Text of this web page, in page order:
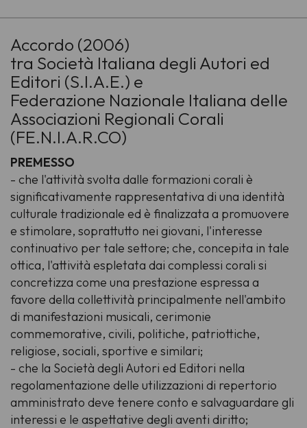
Accordo (2006)
tra Società Italiana degli Autori ed
Editori (S.I.A.E.) e
Federazione Nazionale Italiana delle
Associazioni Regionali Corali
(FE.N.I.A.R.CO)
PREMESSO
- che l'attività svolta dalle formazioni corali è
significativamente rappresentativa di una identità
culturale tradizionale ed è finalizzata a promuovere
e stimolare, soprattutto nei giovani, l'interesse
continuativo per tale settore; che, concepita in tale
ottica, l'attività espletata dai complessi corali si
concretizza come una prestazione espressa a
favore della collettività principalmente nell'ambito
di manifestazioni musicali, cerimonie
commemorative, civili, politiche, patriottiche,
religiose, sociali, sportive e similari;
- che la Società degli Autori ed Editori nella
regolamentazione delle utilizzazioni di repertorio
amministrato deve tenere conto e salvaguardare gli
interessi e le aspettative degli aventi diritto;